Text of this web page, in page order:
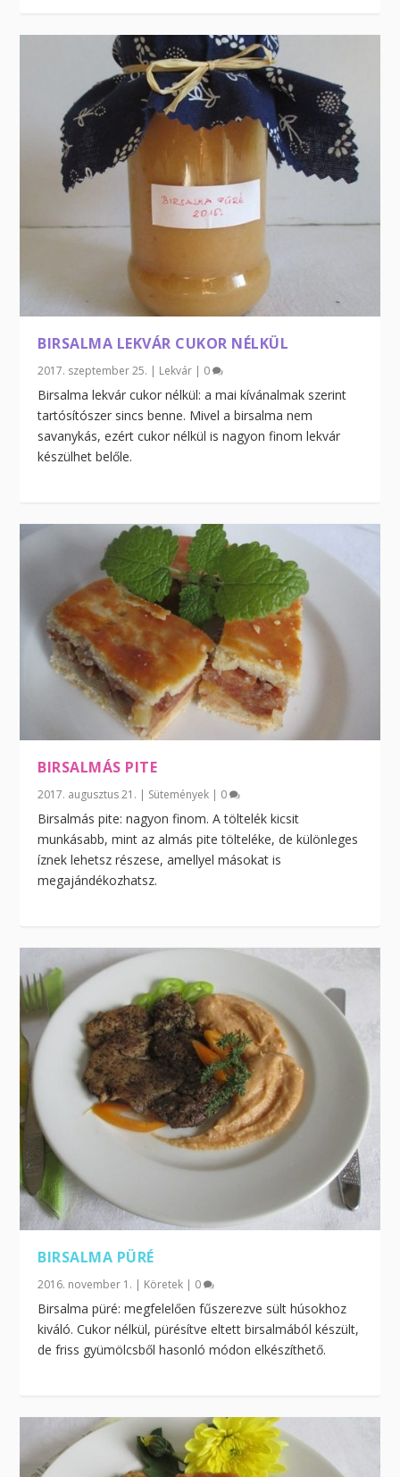
BIRSALMA LEKVÁR CUKOR NÉLKÜL
2017. szeptember 25. Lekvár 0
Birsalma lekvár cukor nélkül: a mai kívánalmak szerint
tartósítószer sincs benne. Mivel a birsalma nem
savanykás, ezért cukor nélkül is nagyon finom lekvár
készülhet belőle.
BIRSALMÁS PITE
2017. augusztus 21. | Sütemények | 0
Birsalmás pite: nagyon finom. A töltelék kicsit
munkásabb, mint az almás pite tölteléke, de különleges
íznek lehetsz részese, amellyel másokat is
megajándékozhatsz.
BIRSALMA PÜRÉ
2016. november 1. | Köretek | 0
Birsalma püré: megfelelően fűszerezve sült húsokhoz
kiváló. Cukor nélkül, pürésítve eltett birsalmából készült,
de friss gyümölcsből hasonló módon elkészíthető.